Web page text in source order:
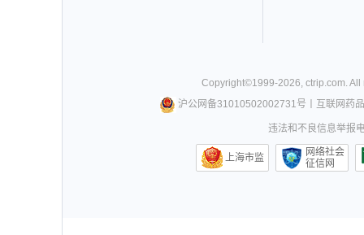
Copyright©1999-2026,ctrip.com.
沪公网备31010502002731号
互联网药
违法和不良信息举报
上海市监
网络社会
征信网